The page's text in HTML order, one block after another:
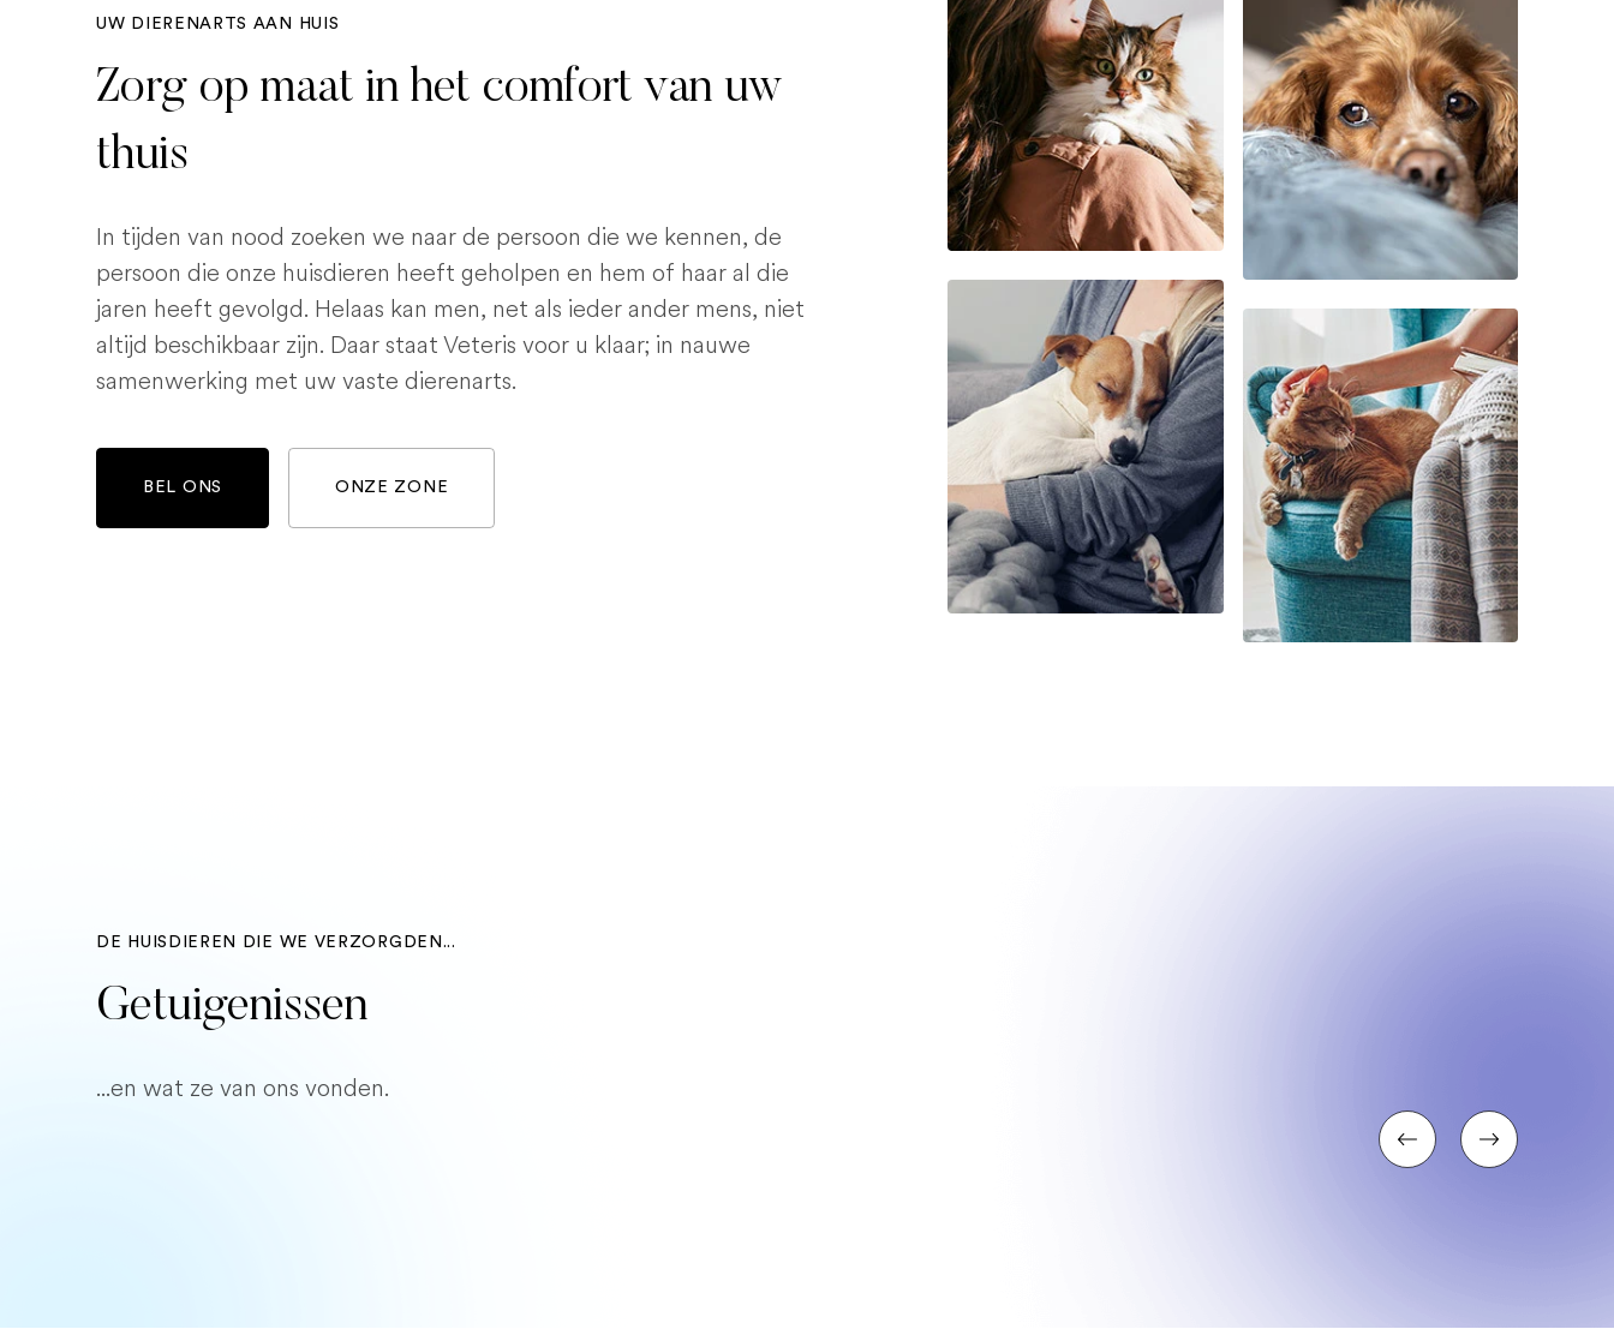
UW DIERENARTS AAN HUIS
Zorg op maat in het comfort van uw
thuis
In tijden van nood zoeken we naar de persoon die we kennen, de
persoon die onze huisdieren heeft geholpen en hem of haar al die
jaren heeft gevolgd. Helaas kan men, net als ieder ander mens, niet
altijd beschikbaar zijn. Daar staat Veteris voor u klaar; in nauwe
samenwerking met uw vaste dierenarts.
BEL ONS ONZE ZONE
DE HUISDIEREN DIE WE VERZORGDEN...
Getuigenissen
...en wat ze van ons vonden.